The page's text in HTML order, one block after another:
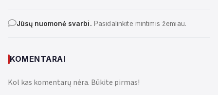
Jūsų nuomonė svarbi. Pasidalinkite mintimis žemiau.
KOMENTARAI
Kol kas komentarų nėra. Būkite pirmas!